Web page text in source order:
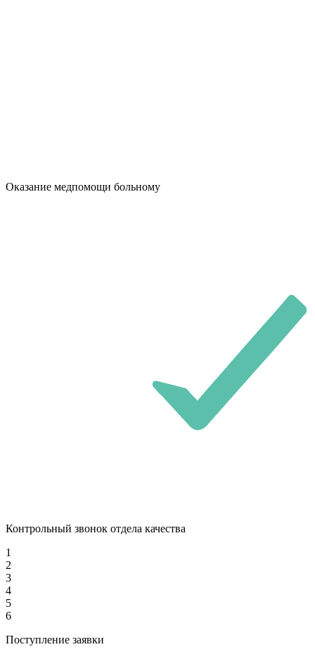
Оказание медпомощи больному
Контрольный звонок отдела качества
1
2
3
4
5
6
Поступление заявки